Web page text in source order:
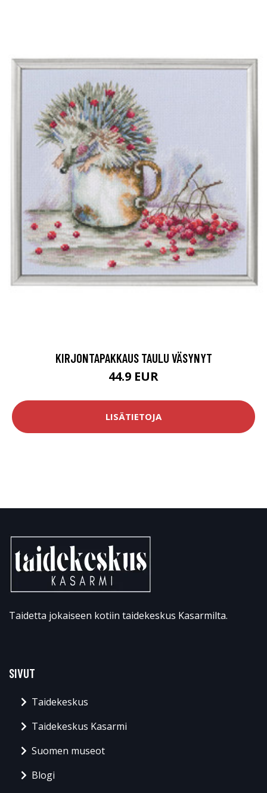
KIRJONTAPAKKAUS TAULU VÄSYNYT
44.9 EUR
LISÄTIETOJA
Taidetta jokaiseen kotiin taidekeskus Kasarmilta.
SIVUT
Taidekeskus
Taidekeskus Kasarmi
Suomen museot
Blogi